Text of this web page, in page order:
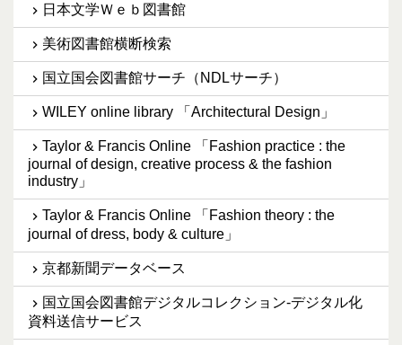
日本文学Ｗｅｂ図書館
美術図書館横断検索
国立国会図書館サーチ（NDLサーチ）
WILEY online library 「Architectural Design」
Taylor & Francis Online 「Fashion practice : the
journal of design, creative process & the fashion
industry」
Taylor & Francis Online 「Fashion theory : the
journal of dress, body & culture」
京都新聞データベース
国立国会図書館デジタルコレクション-デジタル化
資料送信サービス